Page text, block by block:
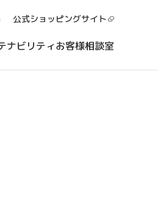
公式ショッピングサイト
ナビリティお客様相談室